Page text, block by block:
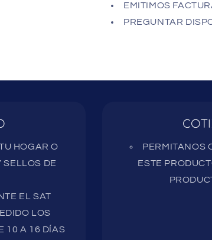
EMITIMOS
PREGUNTAR
HOGAR O
SELLOS DE
EL SAT
LOS
10 A 16 DÍAS
PERMITANOS
ESTE